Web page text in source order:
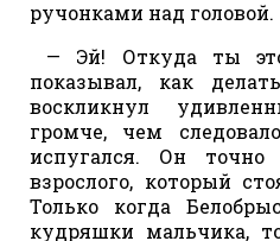
ручонками над головой.
— Эй! Откуда ты
показывал, как
воскликнул
громче, чем
испугался. Он
взрослого, который
Только когда
кудряшки мальчика,